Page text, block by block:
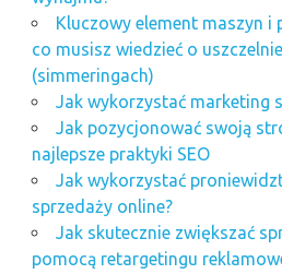
Kluczowy element maszyn i
co musisz wiedzieć o
(simmeringach)
Jak wykorzystać marketing
Jak pozycjonować swoją
najlepsze praktyki SEO
Jak wykorzystać
sprzedaży online?
Jak skutecznie zwiększać
pomocą retargetingu